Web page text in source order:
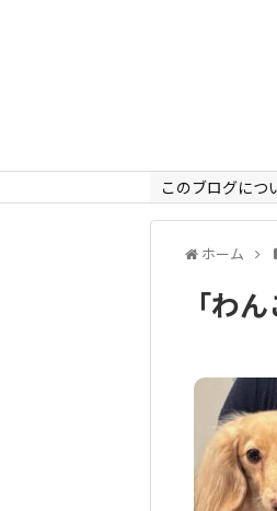
このブログにつ
ホーム
「わん